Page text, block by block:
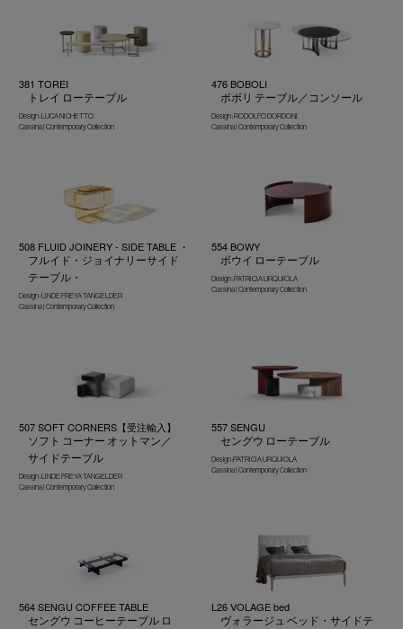
381 TOREI
トレイ ローテーブル
Design : LUCA NICHETTO
Cassina | Contemporary Collection
476 BOBOLI
ボボリ テーブル／コンソール
Design : RODOLFO DORDONI
Cassina | Contemporary Collection
508 FLUID JOINERY - SIDE TABLE ・
フルイド・ジョイナリーサイド
テーブル・
Design : LINDE FREYA TANGELDER
Cassina | Contemporary Collection
554 BOWY
ボウイ ローテーブル
Design : PATRICIA URQUIOLA
Cassina | Contemporary Collection
507 SOFT CORNERS【受注輸入】
ソフト コーナー オットマン／
サイドテーブル
Design : LINDE FREYA TANGELDER
Cassina | Contemporary Collection
557 SENGU
セングウ ローテーブル
Design :PATRICIA URQUIOLA
Cassina | Contemporary Collection
564 SENGU COFFEE TABLE
セングウ コーヒーテーブル ロ
L26 VOLAGE bed
ヴォラージュ ベッド・サイドテ